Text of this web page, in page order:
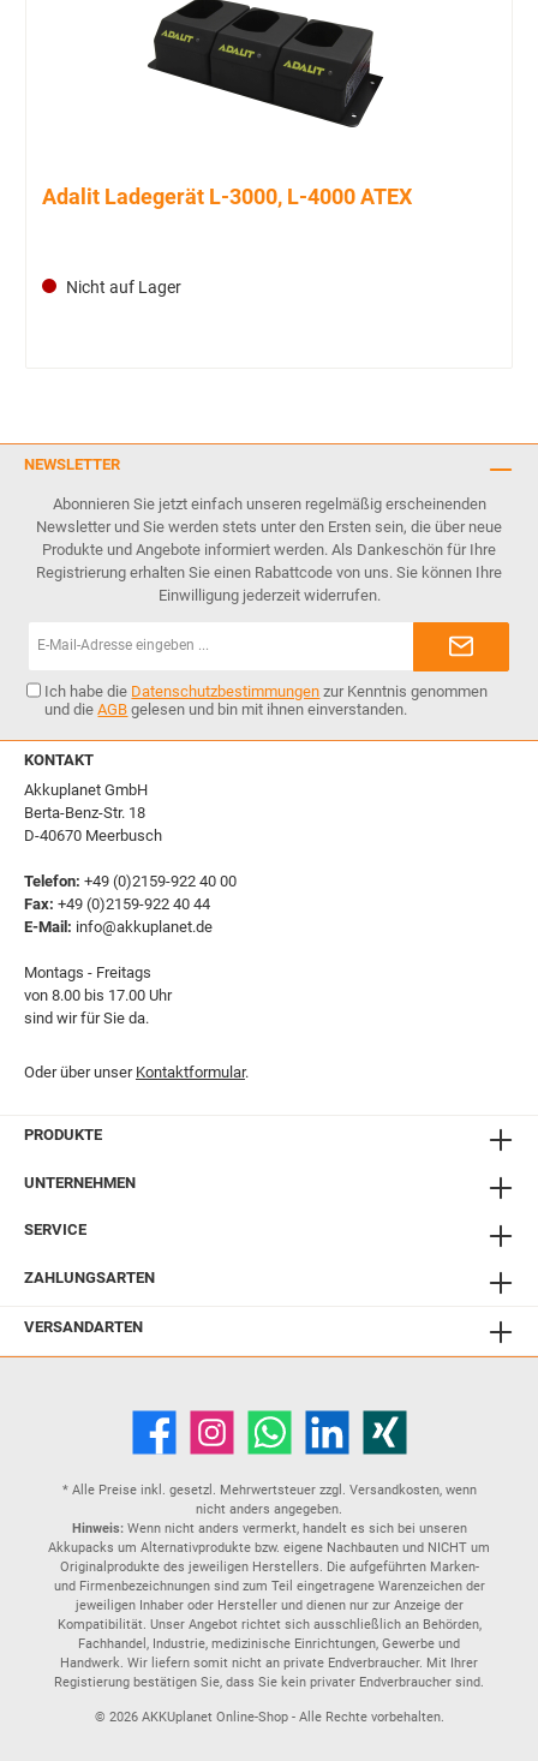
Adalit Ladegerät L-3000, L-4000 ATEX
Nicht auf Lager
NEWSLETTER
Abonnieren Sie jetzt einfach unseren regelmäßig erscheinenden
Newsletter und Sie werden stets unter den Ersten sein, die über neue
Produkte und Angebote informiert werden. Als Dankeschön für Ihre
Registrierung erhalten Sie einen Rabattcode von uns. Sie können Ihre
Einwilligung jederzeit widerrufen.
Ich habe die Datenschutzbestimmungen zur Kenntnis genommen
und dieAGB gelesen und bin mit ihnen einverstanden.
KONTAKT
Akkuplanet GmbH
Berta-Benz-Str. 18
D-40670 Meerbusch
Telefon: +49 (0)2159-922 40 00
Fax: +49 (0)2159-922 40 44
E-Mail: info@akkuplanet.de
Montags - Freitags
von 8.00 bis 17.00 Uhr
sind wir für Sie da.
Oder über unser Kontaktformular.
PRODUKTE
UNTERNEHMEN
SERVICE
ZAHLUNGSARTEN
VERSANDARTEN
* Alle Preise inkl. gesetzl. Mehrwertsteuer zzgl. Versandkosten, wenn
nicht anders angegeben.
Hinweis:Wenn nicht anders vermerkt, handelt es sich bei unseren
Akkupacks um Alternativprodukte bzw. eigene Nachbauten und NICHT um
Originalprodukte des jeweiligen Herstellers. Die aufgeführten Marken-
und Firmenbezeichnungen sind zum Teil eingetragene Warenzeichen der
jeweiligen Inhaber oder Hersteller und dienen nur zur Anzeige der
Kompatibilität. Unser Angebot richtet sich ausschließlich an Behörden,
Fachhandel, Industrie, medizinische Einrichtungen, Gewerbe und
Handwerk. Wir liefern somit nicht an private Endverbraucher. Mit Ihrer
Registierung bestätigen Sie, dass Sie kein privater Endverbraucher sind.
© 2026 AKKUplanet Online-Shop - Alle Rechte vorbehalten.